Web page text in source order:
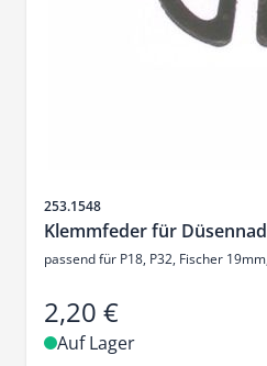
Artikelnr.
253.1548
Klemmfeder für
passend für P18, P32, Fischer
2,20 €
Auf Lager